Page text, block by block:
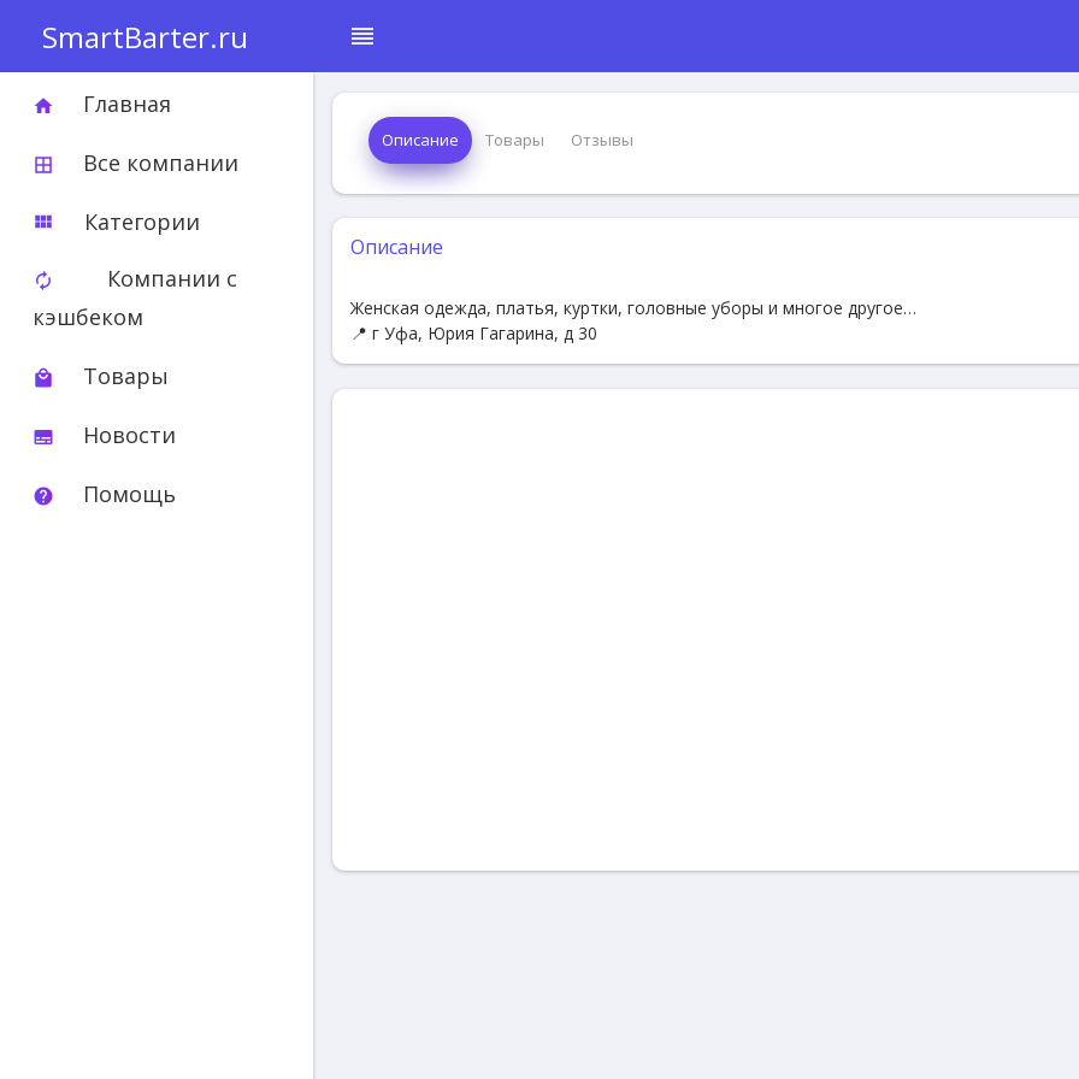
SmartBarter.ru reorder
home Главная
border_all Все компании
view_module Категории
autorenew
Компании с
кэшбеком
local_mall Товары
subtitles Новости
help Помощь
Описание Товары Отзывы
Описание
Женская одежда, платья, куртки, головные уборы и многое другое…
📍 г Уфа, Юрия Гагарина, д 30